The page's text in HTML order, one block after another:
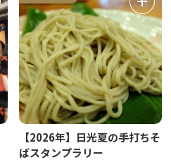
【2026年】日光夏の手打ちそ
ばスタンプラリー